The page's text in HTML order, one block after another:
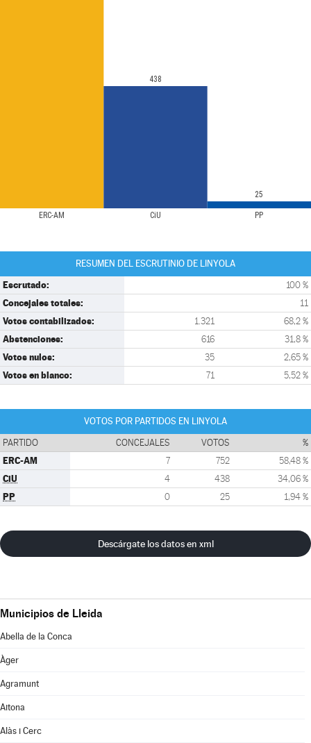
ERC-AM CiU PP
438
25
RESUMEN DEL ESCRUTINIO DE LINYOLA
Escrutado: 100 %
Concejales totales: 11
Votos contabilizados: 1.321 68,2 %
Abstenciones: 616 31,8 %
Votos nulos: 35 2,65 %
Votos en blanco: 71 5,52 %
VOTOS POR PARTIDOS EN LINYOLA
PARTIDO CONCEJALES VOTOS %
ERC-AM 7 752 58,48 %
CiU 4 438 34,06 %
PP 0 25 1,94 %
Descárgate los datos en xml
Municipios de Lleida
Abella de la Conca
Àger
Agramunt
Aitona
Alàs i Cerc